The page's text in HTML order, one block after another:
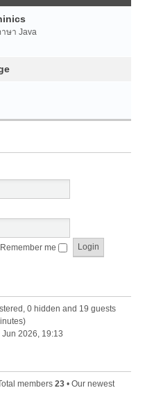
ษา Java
Remember me
0 hidden and 19 guests
Jun 2026, 19:13
members 23 • Our newest